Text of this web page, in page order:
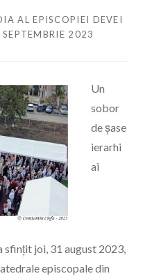
AL EPISCOPIEI DEVEI
SEPTEMBRIE 2023
Un
sobor
de șase
ierarhi
ai
sfințit joi, 31 august 2023,
episcopale din